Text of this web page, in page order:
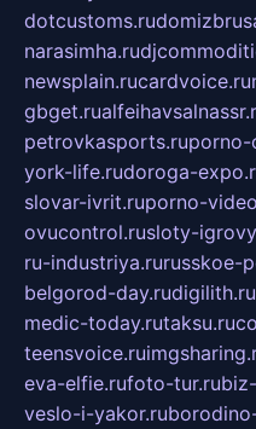
dotcustoms.ru
narasimha.ru
newsplain.rucardvoice.ru
gbget.ru
petrovkasports.ruporno-
york-life.rudoroga-
slovar-ivrit.ruporno-
ovucontrol.rusloty-
ru-industriya.rurusskoe-
belgorod-day.rudigilith.ru
medic-today.rutaksu.ru
teensvoice.ru
eva-elfie.rufoto-tur.ru
veslo-i-yakor.ru